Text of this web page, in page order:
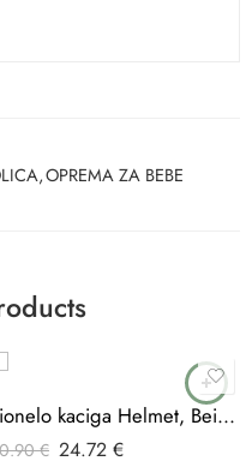
,OPREMA ZA BEBE
Lionelo kaciga Helmet, Beige Sand
€ 24.72 €